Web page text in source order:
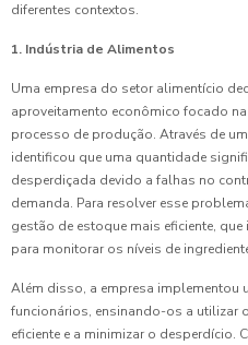
diferentes contextos.
1. Indústria de Alimentos
Uma empresa do setor alimentício
aproveitamento econômico focado
processo de produção. Através de
identificou que uma quantidade
desperdiçada devido a falhas no
demanda. Para resolver esse
gestão de estoque mais eficiente,
para monitorar os níveis de
Além disso, a empresa implementou
funcionários, ensinando-os a utilizar
eficiente e a minimizar o desperdício.